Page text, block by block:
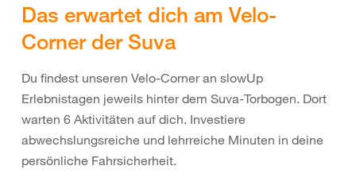
Das erwartet dich am Velo-
Corner der Suva
Du findest unseren Velo-Corner an slowUp
Erlebnistagen jeweils hinter dem Suva-Torbogen. Dort
warten 6 Aktivitäten auf dich. Investiere
abwechslungsreiche und lehrreiche Minuten in deine
persönliche Fahrsicherheit.